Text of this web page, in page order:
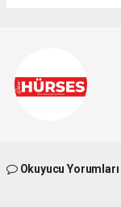
Okuyucu Yorumları